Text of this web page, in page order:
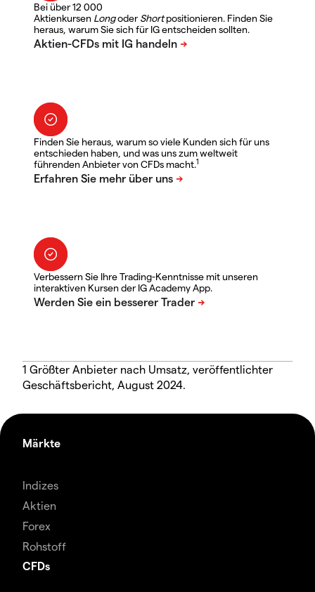
Bei über 12 000
Aktienkursen LongoderShortpositionieren. Finden Sie
heraus, warum Sie sich für IG entscheiden sollten.
Finden Sie heraus, warum so viele Kunden sich für uns
entschieden haben, und was uns zum weltweit
führenden Anbieter von CFDs macht.1
Verbessern Sie Ihre Trading-Kenntnisse mit unseren
interaktiven Kursen der IG Academy App.
1 Größter Anbieter nach Umsatz, veröffentlichter
Geschäftsbericht, August 2024.
Märkte
Indizes
Aktien
Forex
Rohstoff
CFDs